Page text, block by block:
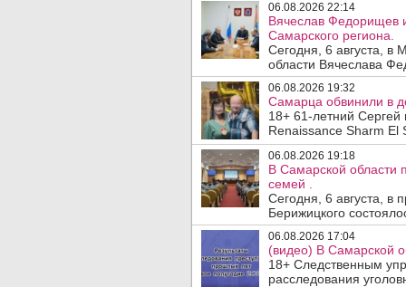
06.08.2026 22:14
Вячеслав Федорищев
Самарского региона.
Сегодня, 6 августа, в
области Вячеслава
06.08.2026 19:32
Самарца обвинили в
18+ 61-летний
Renaissance Sharm El
06.08.2026 19:18
В Самарской области
семей .
Сегодня, 6 августа, в
Берижицкого
06.08.2026 17:04
(видео) В Самарской
18+ Следственным
расследования